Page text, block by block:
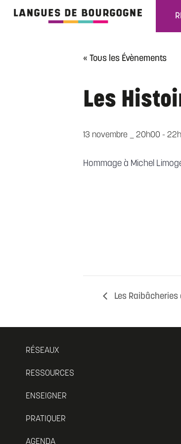
« Tous les Évènements
Les
13 novembre _ 20h00 -
Hommage à Michel
Les Raibâcheries
RÉSEAUX
RESSOURCES
ENSEIGNER
PRATIQUER
AGENDA